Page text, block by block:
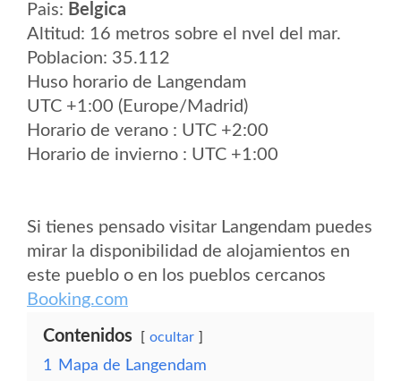
Pais: Belgica
Altitud: 16 metros sobre el nvel del mar.
Poblacion: 35.112
Huso horario de Langendam
UTC +1:00 (Europe/Madrid)
Horario de verano : UTC +2:00
Horario de invierno : UTC +1:00
Si tienes pensado visitar Langendam puedes
mirar la disponibilidad de alojamientos en
este pueblo o en los pueblos cercanos
Booking.com
Contenidos ocultar
1
Mapa de Langendam